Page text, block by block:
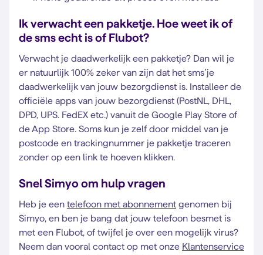
Ik verwacht een pakketje. Hoe weet ik of
de sms echt is of Flubot?
Verwacht je daadwerkelijk een pakketje? Dan wil je
er natuurlijk 100% zeker van zijn dat het sms’je
daadwerkelijk van jouw bezorgdienst is. Installeer de
officiële apps van jouw bezorgdienst (PostNL, DHL,
DPD, UPS. FedEX etc.) vanuit de Google Play Store of
de App Store. Soms kun je zelf door middel van je
postcode en trackingnummer je pakketje traceren
zonder op een link te hoeven klikken.
Snel Simyo om hulp vragen
Heb je een telefoon met abonnement genomen bij
Simyo, en ben je bang dat jouw telefoon besmet is
met een Flubot, of twijfel je over een mogelijk virus?
Neem dan vooral contact op met onze Klantenservice